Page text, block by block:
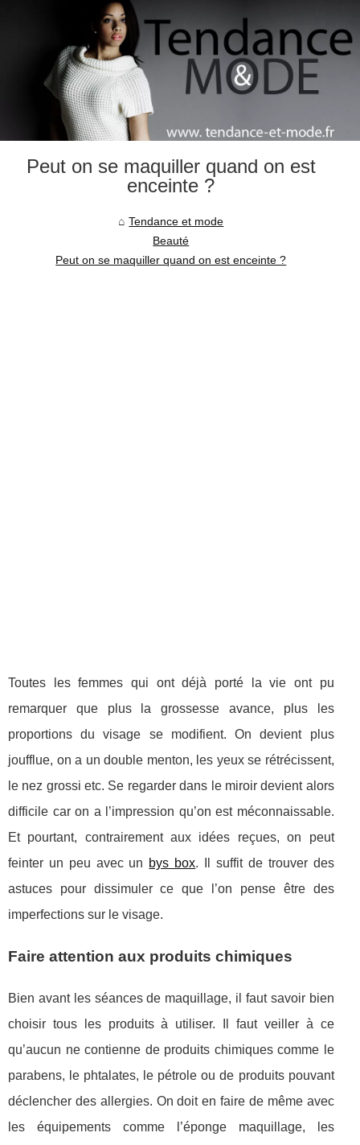
Peut on se maquiller quand on est
enceinte ?
Tendance et mode
Beauté
Peut on se maquiller quand on est enceinte ?
Toutes les femmes qui ont déjà porté la vie ont pu
remarquer que plus la grossesse avance, plus les
proportions du visage se modifient. On devient plus
joufflue, on a un double menton, les yeux se rétrécissent,
le nez grossi etc. Se regarder dans le miroir devient alors
difficile car on a l’impression qu’on est méconnaissable.
Et pourtant, contrairement aux idées reçues, on peut
feinter un peu avec un bys box. Il suffit de trouver des
astuces pour dissimuler ce que l’on pense être des
imperfections sur le visage.
Faire attention aux produits chimiques
Bien avant les séances de maquillage, il faut savoir bien
choisir tous les produits à utiliser. Il faut veiller à ce
qu’aucun ne contienne de produits chimiques comme le
parabens, le phtalates, le pétrole ou de produits pouvant
déclencher des allergies. On doit en faire de même avec
les équipements comme l’éponge maquillage, les